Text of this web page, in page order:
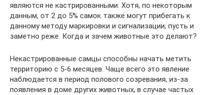
являются не кастрированными. Хотя, по некоторым
данным, от 2 до 5% самок также могут прибегать к
данному методу маркировки и сигнализации, пусть и
заметно реже. Когда и зачем животные это делают?
Некастрированные самцы способны начать метить
территорию с 5-6 месяцев. Чаще всего это явление
наблюдается в период полового созревания, из-за
появления в доме других животных, в случае частых